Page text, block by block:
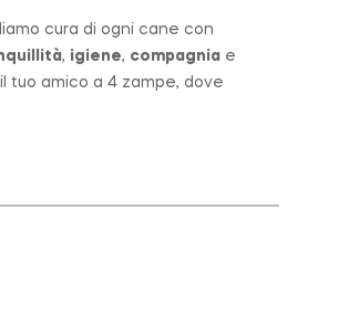
cura di ogni cane con
, igiene, compagniae
tuo amico a 4 zampe, dove